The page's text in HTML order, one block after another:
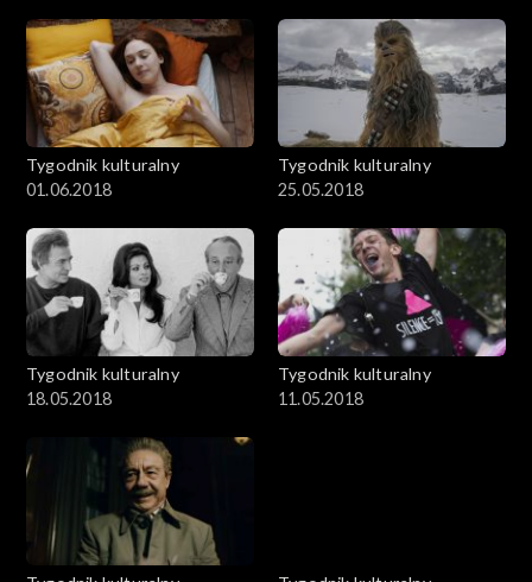
Tygodnik kulturalny
01.06.2018
Tygodnik kulturalny
25.05.2018
Tygodnik kulturalny
18.05.2018
Tygodnik kulturalny
11.05.2018